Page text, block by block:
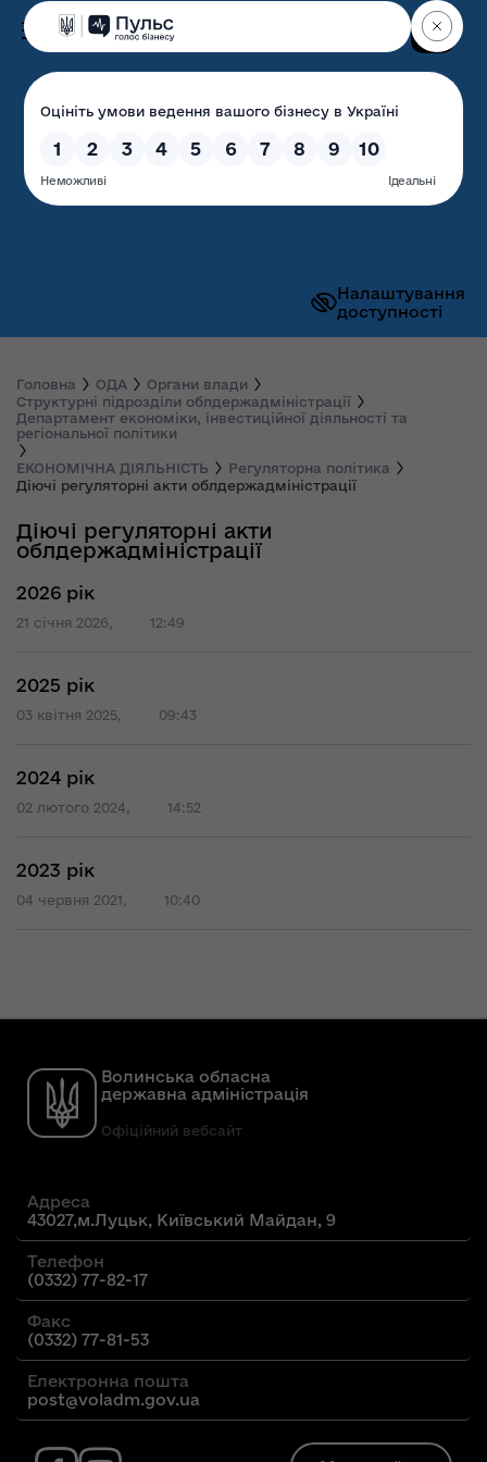
Налаштування
доступності
Волинська обласна
державна адміністрація
Головна ОДА
Органи влади
Структурні підрозділи облдержадміністрації
Департамент економіки, інвестиційної діяльності та
регіональної політики
ЕКОНОМІЧНА ДІЯЛЬНІСТЬ
Регуляторна політика
Діючі регуляторні акти облдержадміністрації
Діючі регуляторні акти
облдержадміністрації
2026 рік
21 січня 2026, 12:49
2025 рік
03 квітня 2025, 09:43
2024 рік
02 лютого 2024, 14:52
2023 рік
04 червня 2021, 10:40
Волинська обласна
державна адміністрація
Офіційний вебсайт
Адреса
43027,м.Луцьк, Київський Майдан, 9
Телефон
(0332) 77-82-17
Факс
(0332) 77-81-53
Електронна пошта
post@voladm.gov.ua